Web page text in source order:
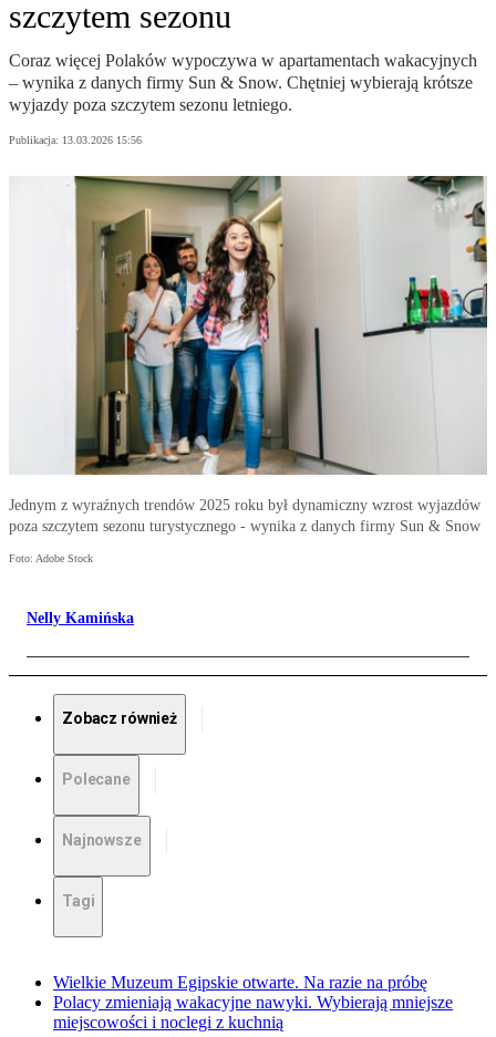
szczytem sezonu
Coraz więcej Polaków wypoczywa w apartamentach wakacyjnych
– wynika z danych firmy Sun & Snow. Chętniej wybierają krótsze
wyjazdy poza szczytem sezonu letniego.
Publikacja: 13.03.2026 15:56
Jednym z wyraźnych trendów 2025 roku był dynamiczny wzrost wyjazdów
poza szczytem sezonu turystycznego - wynika z danych firmy Sun & Snow
Foto: Adobe Stock
Nelly Kamińska
Zobacz również
Polecane
Najnowsze
Tagi
Wielkie Muzeum Egipskie otwarte. Na razie na próbę
Polacy zmieniają wakacyjne nawyki. Wybierają mniejsze
miejscowości i noclegi z kuchnią